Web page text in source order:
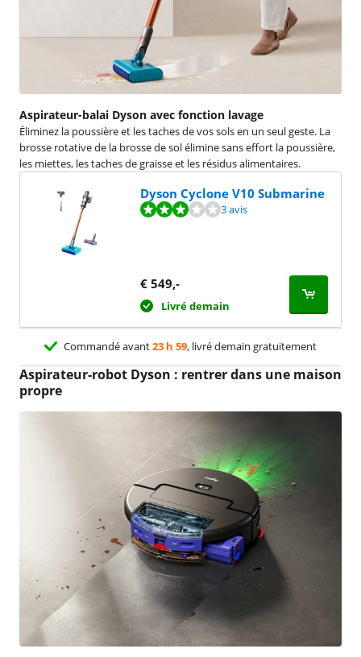
Aspirateur-balai Dyson avec fonction lavage
Éliminez la poussière et les taches de vos sols en un seul geste. La
brosse rotative de la brosse de sol élimine sans effort la poussière,
les miettes, les taches de graisse et les résidus alimentaires.
Dyson Cyclone V10 Submarine
La note est de 6,3 sur 10, basée sur 3 avis. 3 avis
€ 549,-
Livré demain
Commandé avant23 h 59, livré demain gratuitement
Aspirateur-robot Dyson : rentrer dans une maison
propre